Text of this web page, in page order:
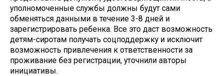
уполномоченные службы должны будут сами
обменяться данными в течение 3-8 дней и
зарегистрировать ребенка. Все это даст возможность
детям-сиротам получать соцподдержку и исключит
возможность привлечения к ответственности за
проживание без регистрации, уточнили авторы
инициативы.